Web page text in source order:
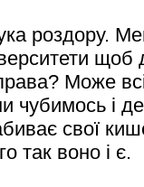
роздору.
щоб
Може
чубимось і
свої
так воно і є.